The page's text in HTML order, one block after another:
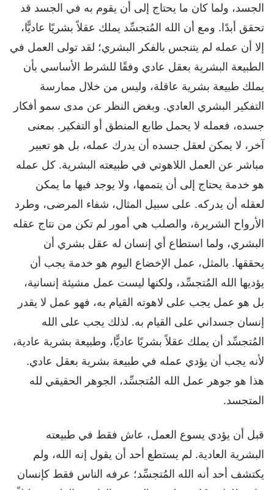
الجسد، ولما كان ما يحتاج إلى أن يقوم به في الجسد قد
تحقق أبدًا. ومع أن الله المُتجسِّد يملك عقلاً بشريًا عاديًّا،
إلا أن عمله لم يتنجس بالفكر البشري؛ لقد تولى العمل في
الطبيعة البشرية بعقل عادي وفقًا للشرط الأساسي بأن
يملك طبيعة بشرية عاقلة، وليس من خلال ممارسة
التفكير البشري العادي. وبغض النظر عن مدى سمو أفكار
جسده، فعمله لا يحمل طابع المنطق أو التفكير. بمعنى
آخر، لا يمكن لعقل جسده أن يدرك عمله، بل هو تعبير
مباشر عن العمل اللاهوتي في طبيعته البشرية. كل عمله
هو خدمة يحتاج إلى أن يتممها، ولا يوجد فيها ما يمكن
لعقله أن يدركه. على سبيل المثال، شفاء المرضى، وطرد
الأرواح الشريرة، والصلب هي أمور لم تكن من نتاج عقله
البشري، ولما استطاع أي إنسان له عقل بشري أن
يحققها. بالمثل، عمل الإخضاع اليوم هو خدمة يجب أن
يؤديها الله المُتجسِّد، ولكنها ليست عمل مشيئة إنسانية،
بل هو عمل يجب على لاهوته القيام به، فهو عمل لا يقدر
إنسان جسداني على القيام به. لذلك يجب على الله
المُتجسِّد أن يملك عقلاً بشريًا عاديًّا، وطبيعة بشرية عادية،
لأنه يجب أن يؤدي عمله في طبيعة بشرية بعقل عادي.
هذا هو جوهر عمل الله المُتجسِّد، الجوهر الحقيقي لله
المتجسد.
قبل أن يؤدي يسوع العمل، عاش فقط في طبيعته
البشرية العادية. لم يستطع أحد أن يقول إنه الله، ولم
يكتشف أحد أنه الله المُتجسِّد؛ عرفه الناس فقط كإنسان